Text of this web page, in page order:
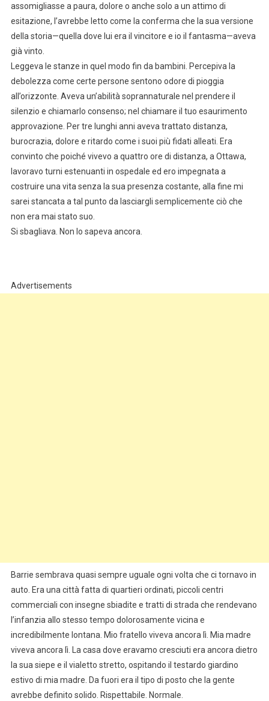
assomigliasse a paura, dolore o anche solo a un attimo di
esitazione, l’avrebbe letto come la conferma che la sua versione
della storia—quella dove lui era il vincitore e io il fantasma—aveva
già vinto.
Leggeva le stanze in quel modo fin da bambini. Percepiva la
debolezza come certe persone sentono odore di pioggia
all’orizzonte. Aveva un’abilità soprannaturale nel prendere il
silenzio e chiamarlo consenso; nel chiamare il tuo esaurimento
approvazione. Per tre lunghi anni aveva trattato distanza,
burocrazia, dolore e ritardo come i suoi più fidati alleati. Era
convinto che poiché vivevo a quattro ore di distanza, a Ottawa,
lavoravo turni estenuanti in ospedale ed ero impegnata a
costruire una vita senza la sua presenza costante, alla fine mi
sarei stancata a tal punto da lasciargli semplicemente ciò che
non era mai stato suo.
Si sbagliava. Non lo sapeva ancora.
Advertisements
Barrie sembrava quasi sempre uguale ogni volta che ci tornavo in
auto. Era una città fatta di quartieri ordinati, piccoli centri
commerciali con insegne sbiadite e tratti di strada che rendevano
l’infanzia allo stesso tempo dolorosamente vicina e
incredibilmente lontana. Mio fratello viveva ancora lì. Mia madre
viveva ancora lì. La casa dove eravamo cresciuti era ancora dietro
la sua siepe e il vialetto stretto, ospitando il testardo giardino
estivo di mia madre. Da fuori era il tipo di posto che la gente
avrebbe definito solido. Rispettabile. Normale.